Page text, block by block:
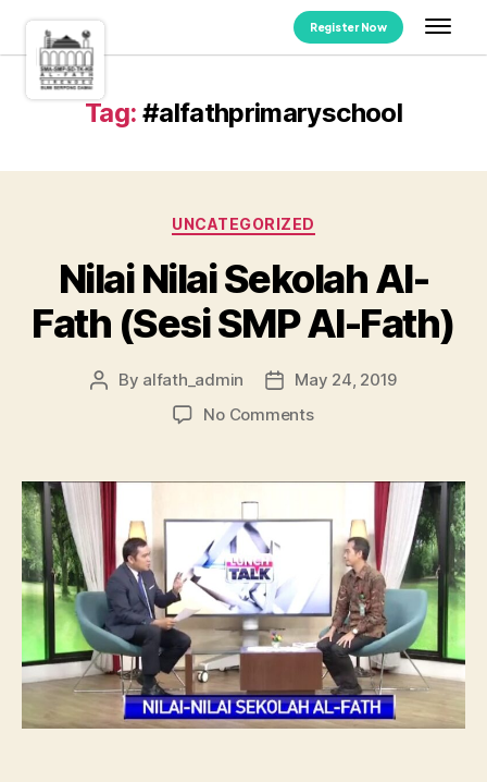
Register Now
Tag: #alfathprimaryschool
UNCATEGORIZED
Nilai Nilai Sekolah Al-
Fath (Sesi SMP Al-Fath)
By alfath_admin
May 24, 2019
No Comments